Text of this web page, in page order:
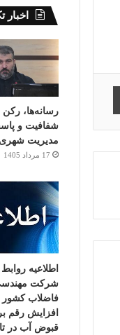
چاپ
اخبار
رسانه‌ها، رکن
شفافیت و
مدیریت شهری
17 مرداد 1405
اطلاعیه
شرکت
فاضلاب کشور
افزایش رقم
قبوض آب در